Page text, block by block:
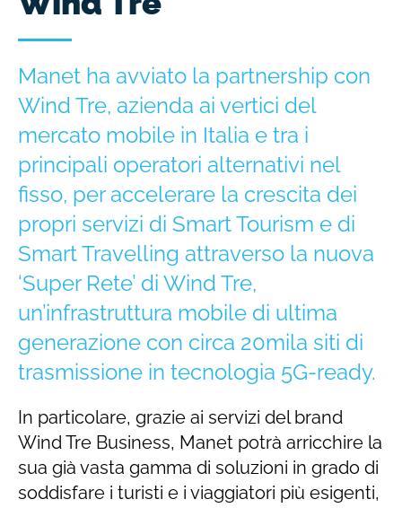
Manet ha avviato la partnership con
Wind Tre, azienda ai vertici del
mercato mobile in Italia e tra i
principali operatori alternativi nel
fisso, per accelerare la crescita dei
propri servizi di Smart Tourism e di
Smart Travelling attraverso la nuova
‘Super Rete’ di Wind Tre,
un’infrastruttura mobile di ultima
generazione con circa 20mila siti di
trasmissione in tecnologia 5G-ready.
In particolare, grazie ai servizi del brand
Wind Tre Business, Manet potrà arricchire la
sua già vasta gamma di soluzioni in grado di
soddisfare i turisti e i viaggiatori più esigenti,